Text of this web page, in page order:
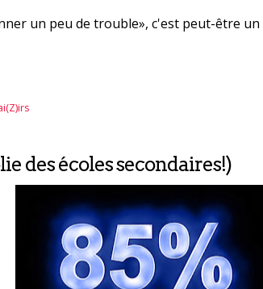
un peu de trouble», c'est peut-être un
des écoles secondaires!)